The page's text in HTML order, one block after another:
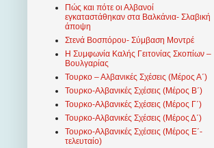
Πώς και πότε οι Αλβανοί
εγκαταστάθηκαν στα Βαλκάνια- Σλαβική
άποψη
Στενά Βοσπόρου- Σύμβαση Μοντρέ
Η Συμφωνία Καλής Γειτονίας Σκοπίων –
Βουλγαρίας
Τουρκο – Αλβανικές Σχέσεις (Mέρος Α΄)
Τουρκο-Αλβανικές Σχέσεις (Μέρος Β΄)
Τουρκο-Αλβανικές Σχέσεις (Μέρος Γ΄)
Τουρκο-Αλβανικές Σχέσεις (Μέρος Δ΄)
Τουρκο-Αλβανικές Σχέσεις (Μέρος Ε΄-
τελευταίο)